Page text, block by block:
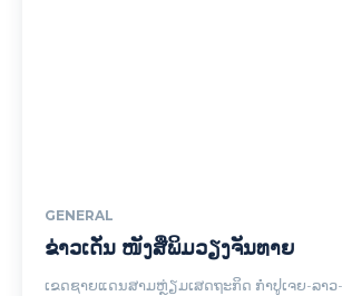
GENERAL
ຂ່າວເດັ່ນ ໜັງສືພິມວຽງຈັນທາຍ
ເຂດຊາຍແດນສາມຫຼ່ຽມເສດຖະກິດ ກຳປູເຈຍ-ລາ